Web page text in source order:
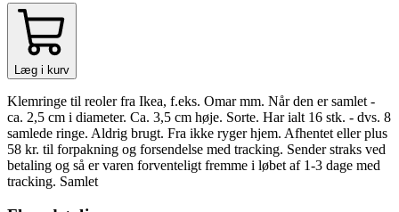
Læg i kurv
Klemringe til reoler fra Ikea, f.eks. Omar mm. Når den er samlet -
ca. 2,5 cm i diameter. Ca. 3,5 cm høje. Sorte. Har ialt 16 stk. - dvs. 8
samlede ringe. Aldrig brugt. Fra ikke ryger hjem. Afhentet eller plus
58 kr. til forpakning og forsendelse med tracking. Sender straks ved
betaling og så er varen forventeligt fremme i løbet af 1-3 dage med
tracking. Samlet